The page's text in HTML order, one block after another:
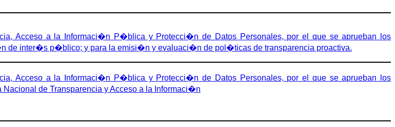
Acceso a la Informaci�n P�blica y Protecci�n de Datos Personales, por el que se aprueban los
de inter�s p�blico; y para la emisi�n y evaluaci�n de pol�ticas de transparencia proactiva.
Acceso a la Informaci�n P�blica y Protecci�n de Datos Personales, por el que se aprueban los
de Transparencia y Acceso a la Informaci�n